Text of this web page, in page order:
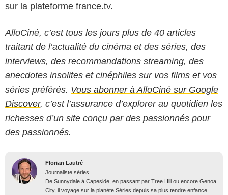
sur la plateforme france.tv.
AlloCiné, c’est tous les jours plus de 40 articles
traitant de l’actualité du cinéma et des séries, des
interviews, des recommandations streaming, des
anecdotes insolites et cinéphiles sur vos films et vos
séries préférés. Vous abonner à AlloCiné sur Google
Discover, c’est l’assurance d’explorer au quotidien les
richesses d’un site conçu par des passionnés pour
des passionnés.
Florian Lautré
Journaliste séries
De Sunnydale à Capeside, en passant par Tree Hill ou encore Genoa
City, il voyage sur la planète Séries depuis sa plus tendre enfance...